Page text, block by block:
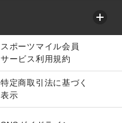
スポーツマイル会員
サービス利用規約
特定商取引法に基づく
表示